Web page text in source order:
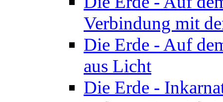
Verbindung mit
Die Erde - Auf
aus Licht
Die Erde -